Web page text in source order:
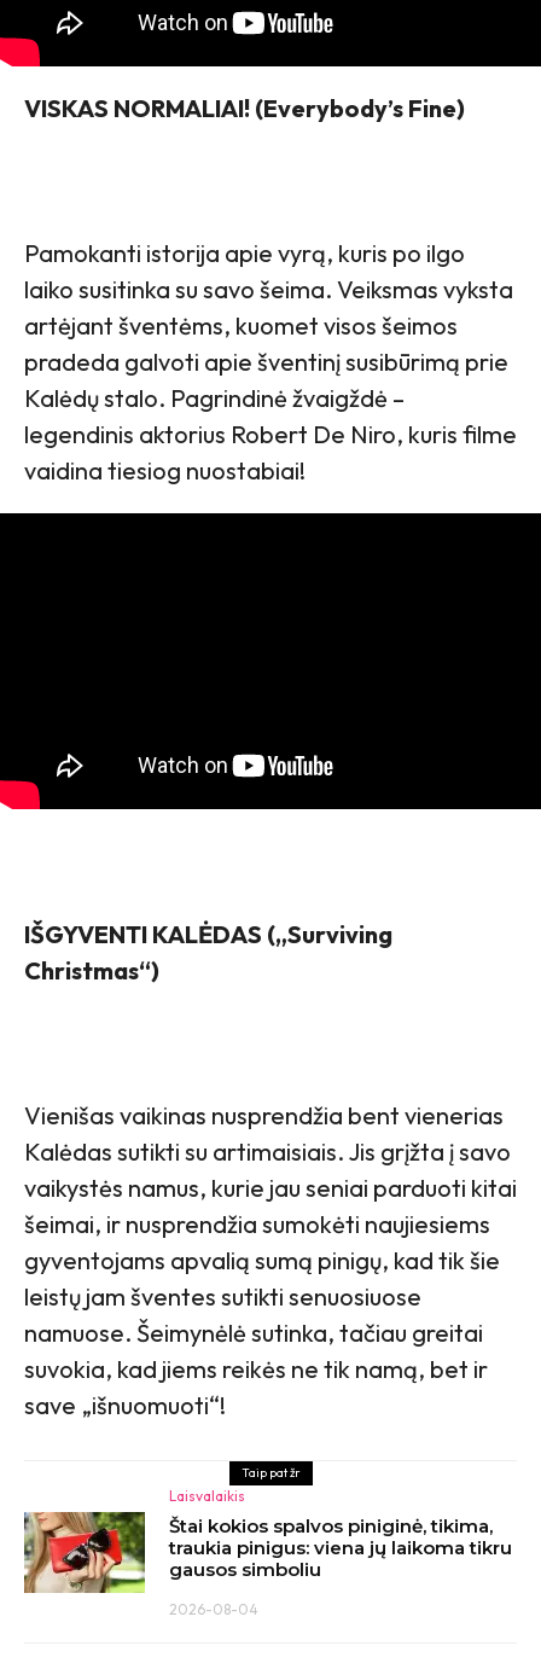
VISKAS NORMALIAI! (Everybody’s Fine)
Pamokanti istorija apie vyrą, kuris po ilgo
laiko susitinka su savo šeima. Veiksmas vyksta
artėjant šventėms, kuomet visos šeimos
pradeda galvoti apie šventinį susibūrimą prie
Kalėdų stalo. Pagrindinė žvaigždė –
legendinis aktorius Robert De Niro, kuris filme
vaidina tiesiog nuostabiai!
IŠGYVENTI KALĖDAS („Surviving
Christmas“)
Vienišas vaikinas nusprendžia bent vienerias
Kalėdas sutikti su artimaisiais. Jis grįžta į savo
vaikystės namus, kurie jau seniai parduoti kitai
šeimai, ir nusprendžia sumokėti naujiesiems
gyventojams apvalią sumą pinigų, kad tik šie
leistų jam šventes sutikti senuosiuose
namuose. Šeimynėlė sutinka, tačiau greitai
suvokia, kad jiems reikės ne tik namą, bet ir
save „išnuomuoti“!
Taip pat žr
Laisvalaikis
Štai kokios spalvos piniginė, tikima,
traukia pinigus: viena jų laikoma tikru
gausos simboliu
2026-08-04